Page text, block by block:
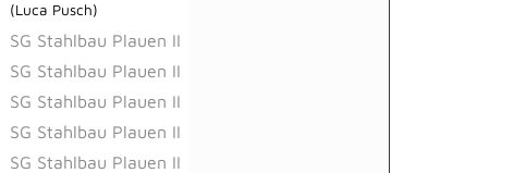
(Luca Pusch)
SG Stahlbau Plauen II
SG Stahlbau Plauen II
SG Stahlbau Plauen II
SG Stahlbau Plauen II
SG Stahlbau Plauen II